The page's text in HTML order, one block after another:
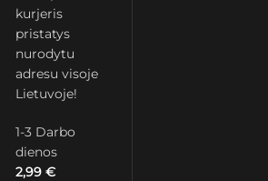
kurjeris
pristatys
nurodytu
adresu visoje
Lietuvoje!
1-3 Darbo
dienos
2,99€